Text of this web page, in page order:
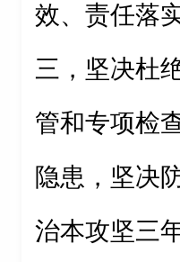
效、责任落
三，坚决杜
管和专项检
隐患，坚决
治本攻坚三